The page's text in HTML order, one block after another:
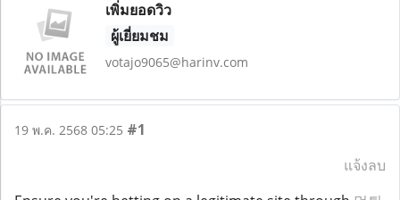
เพิ่มยอดวิว
ผู้เยี่ยมชม
votajo9065@harinv.com
19 พ.ค. 2568 05:25 #1
แจ้งลบ